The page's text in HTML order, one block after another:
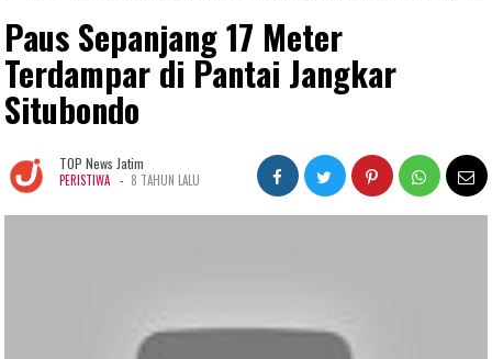
Paus Sepanjang 17 Meter
Terdampar di Pantai Jangkar
Situbondo
TOP News Jatim
PERISTIWA - 8 TAHUN LALU